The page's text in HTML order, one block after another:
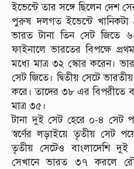
ইভেন্টে তার সঙ্গে ছিলেন দেশ
পুরুষ দলগত ইভেন্টে খানিকটা
ভারত টানা তিন সেট জিতে ৬-
ফাইনালে ভারতের বিপক্ষে
মধ্যে মাত্র ৩২ স্কোর করেন।
সেট জিতে। দ্বিতীয় সেটে
করে। তাদের ৩৮ এর বিপরীতে
মাত্র ৩৫।
টানা দুই সেট হেরে ০-৪ সেট
স্বর্ণের লড়াইয়ে তৃতীয় সেট
তৃতীয় সেটেও বাংলাদেশি
সেখানে ভারত ৩৭ করলে